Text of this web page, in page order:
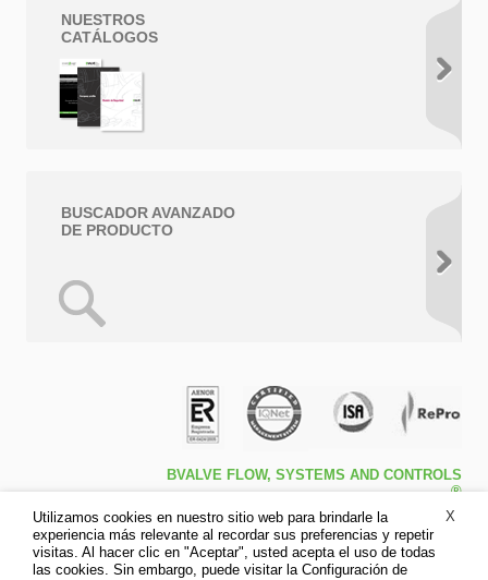
NUESTROS
CATÁLOGOS
BUSCADOR AVANZADO
DE PRODUCTO
BVALVE FLOW, SYSTEMS AND CONTROLS
®
Travessa de Peralta 5ª – Pol. Ind. l1 46540 El
Puig (Valencia)
Tfno: +34 961.473.161
Fax: +34 961.473.170
X
Utilizamos cookies en nuestro sitio web para brindarle la
experiencia más relevante al recordar sus preferencias y repetir
visitas. Al hacer clic en "Aceptar", usted acepta el uso de todas
las cookies. Sin embargo, puede visitar la Configuración de